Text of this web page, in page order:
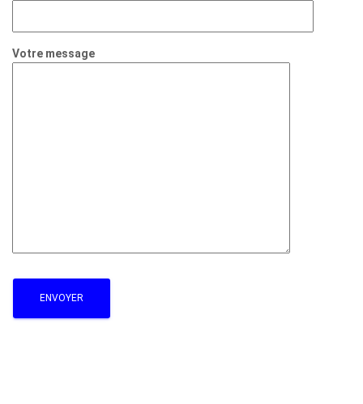
Votre message